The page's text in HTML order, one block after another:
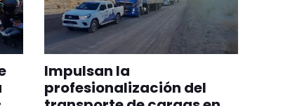
Impulsan la
profesionalización del